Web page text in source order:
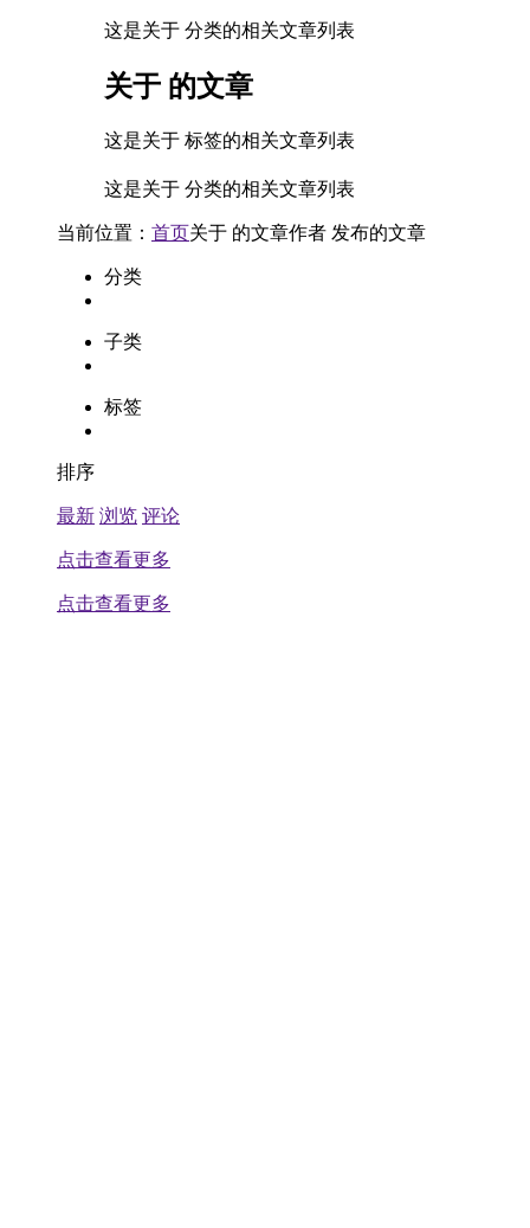
这是关于 分类的相关文章列表
关于 的文章
这是关于 标签的相关文章列表
这是关于 分类的相关文章列表
当前位置： 首页关于 的文章作者 发布的文章
分类
子类
标签
排序
最新 浏览 评论
点击查看更多
点击查看更多